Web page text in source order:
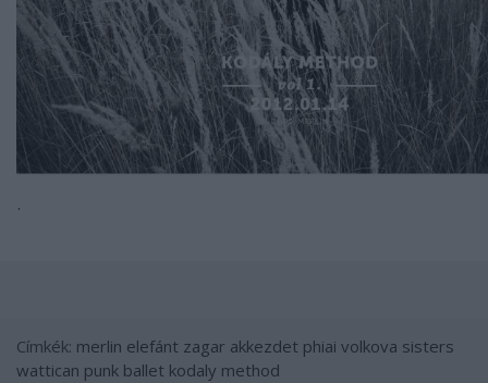
.
Címkék: merlin elefánt zagar akkezdet phiai volkova sisters
wattican punk ballet kodaly method